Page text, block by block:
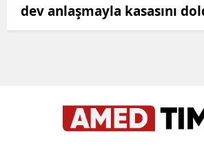
dev anlaşmayla kasasını